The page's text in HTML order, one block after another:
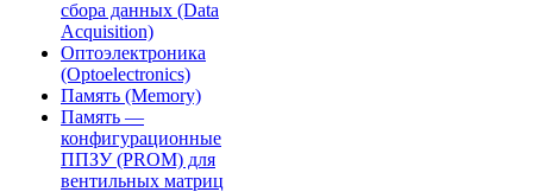
сбора данных (Data
Acquisition)
Оптоэлектроника
(Optoelectronics)
Память (Memory)
Память —
конфигурационные
ППЗУ (PROM) для
вентильных матриц